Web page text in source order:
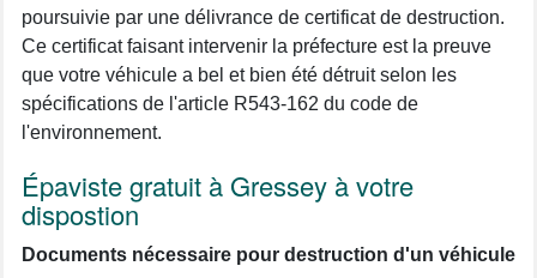
poursuivie par une délivrance de certificat de destruction.
Ce certificat faisant intervenir la préfecture est la preuve
que votre véhicule a bel et bien été détruit selon les
spécifications de l'article R543-162 du code de
l'environnement.
Épaviste gratuit à Gressey à votre
dispostion
Documents nécessaire pour destruction d'un véhicule